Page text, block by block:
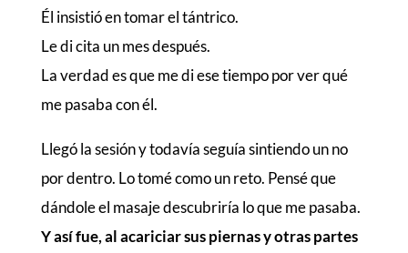
Él insistió en tomar el tántrico.
Le di cita un mes después.
La verdad es que me di ese tiempo por ver qué
me pasaba con él.
Llegó la sesión y todavía seguía sintiendo un no
por dentro. Lo tomé como un reto. Pensé que
dándole el masaje descubriría lo que me pasaba.
Y así fue, al acariciar sus piernas y otras partes